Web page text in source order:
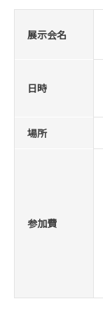
展示会名
日時
場所
参加費